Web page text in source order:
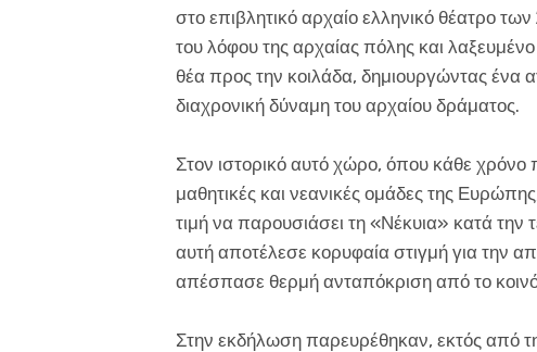
στο επιβλητικό αρχαίο ελληνικό θέατρο
του λόφου της αρχαίας πόλης και
θέα προς την κοιλάδα, δημιουργώντας ένα
διαχρονική δύναμη του αρχαίου δράματος.
Στον ιστορικό αυτό χώρο, όπου κάθε
μαθητικές και νεανικές ομάδες της
τιμή να παρουσιάσει τη «Νέκυια» κατά την
αυτή αποτέλεσε κορυφαία στιγμή για την
απέσπασε θερμή ανταπόκριση από το
Στην εκδήλωση παρευρέθηκαν, εκτός από